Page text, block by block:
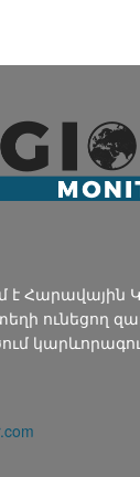
է Հարավային
ունեցող